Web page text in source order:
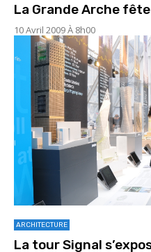
La Grande Arche
10 Avril 2009 À 8h00
ARCHITECTURE
La tour Signal